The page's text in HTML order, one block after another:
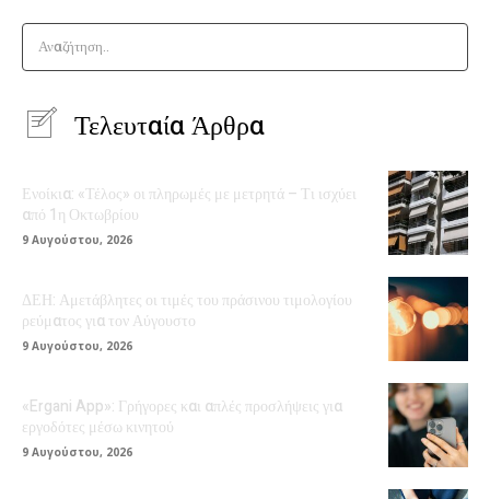
Αναζήτηση..
Τελευταία Άρθρα
Ενοίκια: «Τέλος» οι πληρωμές με μετρητά – Τι ισχύει
από 1η Οκτωβρίου
9 Αυγούστου, 2026
ΔΕΗ: Αμετάβλητες οι τιμές του πράσινου τιμολογίου
ρεύματος για τον Αύγουστο
9 Αυγούστου, 2026
«Ergani App»: Γρήγορες και απλές προσλήψεις για
εργοδότες μέσω κινητού
9 Αυγούστου, 2026